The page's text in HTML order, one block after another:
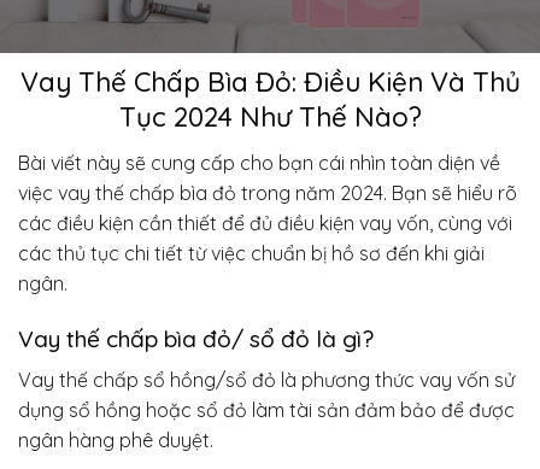
Vay Thế Chấp Bìa Đỏ: Điều Kiện Và Thủ
Tục 2024 Như Thế Nào?
Bài viết này sẽ cung cấp cho bạn cái nhìn toàn diện về
việc vay thế chấp bìa đỏ trong năm 2024. Bạn sẽ hiểu rõ
các điều kiện cần thiết để đủ điều kiện vay vốn, cùng với
các thủ tục chi tiết từ việc chuẩn bị hồ sơ đến khi giải
ngân.
Vay thế chấp bìa đỏ/ sổ đỏ là gì?
Vay thế chấp sổ hồng/sổ đỏ là phương thức vay vốn sử
dụng sổ hồng hoặc sổ đỏ làm tài sản đảm bảo để được
ngân hàng phê duyệt.